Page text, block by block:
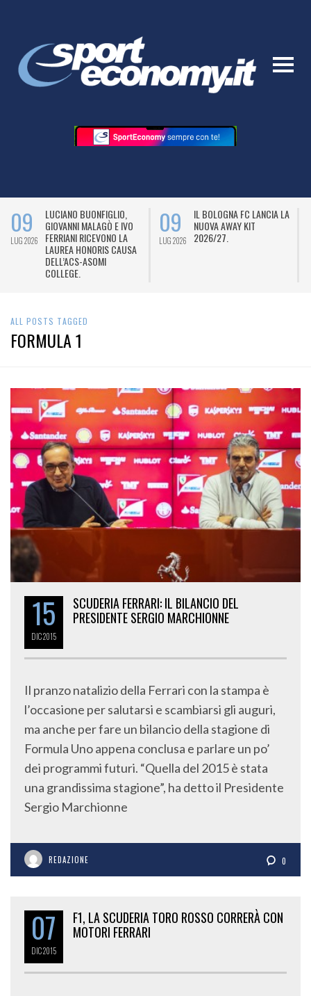
09
LUG 2026
LUCIANO BUONFIGLIO,
GIOVANNI MALAGÒ E IVO
FERRIANI RICEVONO LA
LAUREA HONORIS CAUSA
DELL’ACS-ASOMI
COLLEGE.
09
LUG 2026
IL BOLOGNA FC LANCIA LA
NUOVA AWAY KIT
2026/27.
ALL POSTS TAGGED
FORMULA 1
15
DIC2015
SCUDERIA FERRARI: IL BILANCIO DEL
PRESIDENTE SERGIO MARCHIONNE
Il pranzo natalizio della Ferrari con la stampa è
l’occasione per salutarsi e scambiarsi gli auguri,
ma anche per fare un bilancio della stagione di
Formula Uno appena conclusa e parlare un po’
dei programmi futuri. “Quella del 2015 è stata
una grandissima stagione”, ha detto il Presidente
Sergio Marchionne
REDAZIONE 0
07
DIC2015
F1, LA SCUDERIA TORO ROSSO CORRERÀ CON
MOTORI FERRARI